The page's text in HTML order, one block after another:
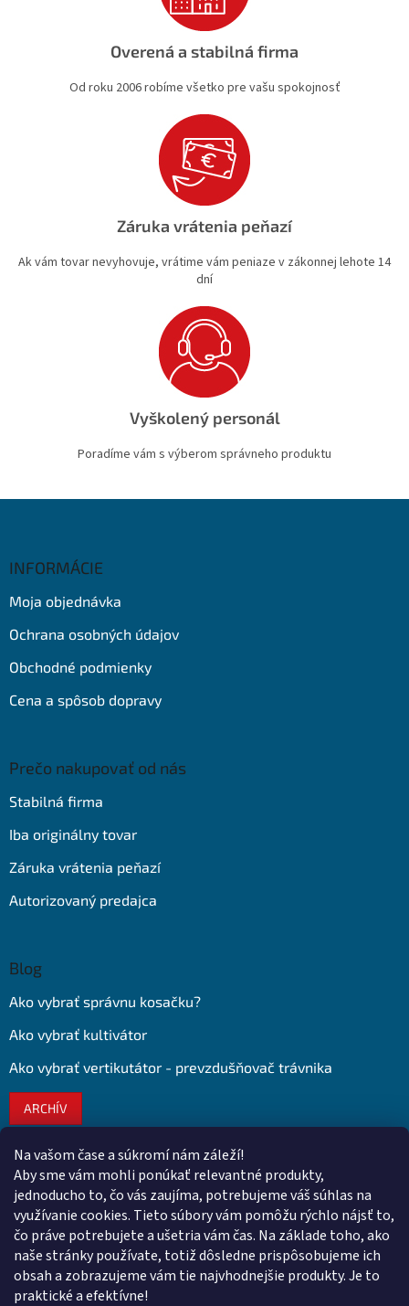
Na vašom čase a súkromí nám záleží!
Aby sme vám mohli ponúkať relevantné produkty,
jednoducho to, čo vás zaujíma, potrebujeme váš súhlas na
využívanie cookies. Tieto súbory vám pomôžu rýchlo nájsť to,
čo práve potrebujete a ušetria vám čas. Na základe toho, ako
naše stránky používate, totiž dôsledne prispôsobujeme ich
obsah a zobrazujeme vám tie najvhodnejšie produkty. Je to
praktické a efektívne!
Overená a stabilná firma
Od roku 2006 robíme všetko pre vašu spokojnosť
Záruka vrátenia peňazí
Ak vám tovar nevyhovuje, vrátime vám peniaze v zákonnej lehote 14
dní
Vyškolený personál
Poradíme vám s výberom správneho produktu
INFORMÁCIE
Moja objednávka
Ochrana osobných údajov
Obchodné podmienky
Cena a spôsob dopravy
Prečo nakupovať od nás
Stabilná firma
Iba originálny tovar
Záruka vrátenia peňazí
Autorizovaný predajca
Blog
Ako vybrať správnu kosačku?
Ako vybrať kultivátor
Ako vybrať vertikutátor - prevzdušňovač trávnika
ARCHÍV
Kontakt
obchod@ euroshopy.sk
0911 931 019
0911 931 019
Facebook Euroshopy